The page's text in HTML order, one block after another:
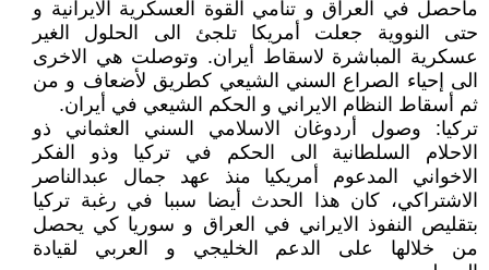
ماحصل في العراق و تنامي القوة العسكرية الايرانية و
حتى النووية جعلت أمريكا تلجئ الى الحلول الغير
عسكرية المباشرة لاسقاط أيران. وتوصلت هي الاخرى
الى إحياء الصراع السني الشيعي كطريق لأضعاف و من
ثم أسقاط النظام الايراني و الحكم الشيعي في أيران.
تركيا: وصول أردوغان الاسلامي السني العثماني ذو
الاحلام السلطانية الى الحكم في تركيا وذو الفكر
الاخواني المدعوم أمريكيا منذ عهد جمال عبدالناصر
الاشتراكي، كان هذا الحدث أيضا سببا في رغبة تركيا
بتقليص النفوذ الايراني في العراق و سوريا كي يحصل
من خلالها على الدعم الخليجي و العربي لقيادة